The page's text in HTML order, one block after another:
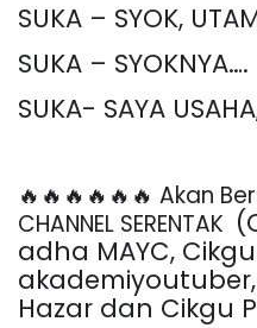
SUKA – SYOK,
SUKA –
SUKA- SAYA
🔥🔥🔥🔥🔥🔥 Akan
CHANNEL SERENTAK
adha MAYC,
Hazar dan Cikgu